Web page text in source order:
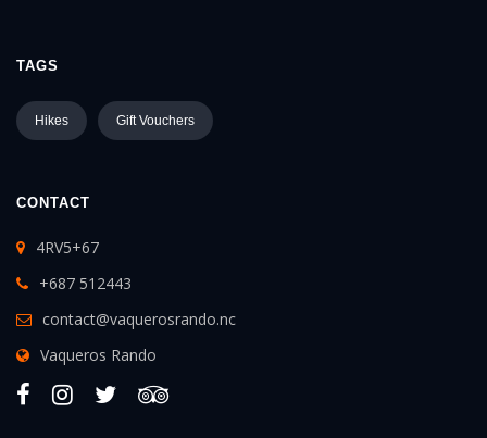
TAGS
Hikes Gift Vouchers
CONTACT
4RV5+67
+687 512443
contact@vaquerosrando.nc
Vaqueros Rando